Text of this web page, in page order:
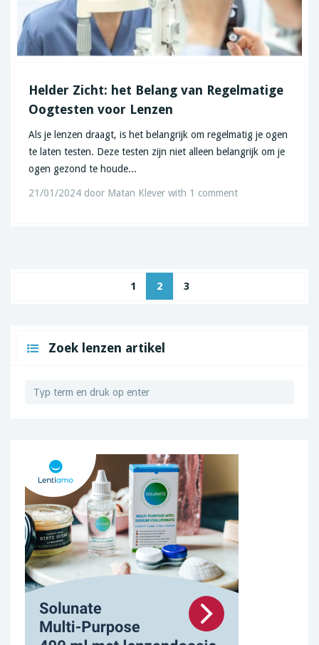
Helder Zicht: het Belang van Regelmatige
Oogtesten voor Lenzen
Als je lenzen draagt, is het belangrijk om regelmatig je ogen
te laten testen. Deze testen zijn niet alleen belangrijk om je
ogen gezond te houde...
21/01/2024 door Matan Klever with 1 comment
1 2 3
Zoek lenzen artikel